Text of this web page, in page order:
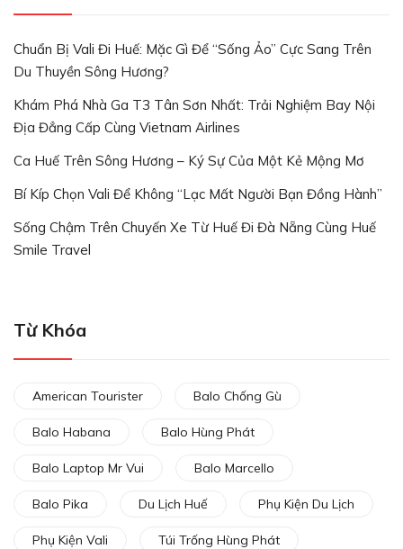
Chuẩn Bị Vali Đi Huế: Mặc Gì Để “Sống Ảo” Cực Sang Trên
Du Thuyền Sông Hương?
Khám Phá Nhà Ga T3 Tân Sơn Nhất: Trải Nghiệm Bay Nội
Địa Đẳng Cấp Cùng Vietnam Airlines
Ca Huế Trên Sông Hương – Ký Sự Của Một Kẻ Mộng Mơ
Bí Kíp Chọn Vali Để Không “lạc Mất Người Bạn Đồng Hành”
Sống Chậm Trên Chuyến Xe Từ Huế Đi Đà Nẵng Cùng Huế
Smile Travel
Từ Khóa
American Tourister Balo Chống Gù
Balo Habana Balo Hùng Phát
Balo Laptop Mr Vui Balo Marcello
Balo Pika Du Lịch Huế Phụ Kiện Du Lịch
Phụ Kiện Vali Túi Trống Hùng Phát